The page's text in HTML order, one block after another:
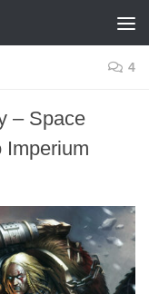
4
– Space
Imperium